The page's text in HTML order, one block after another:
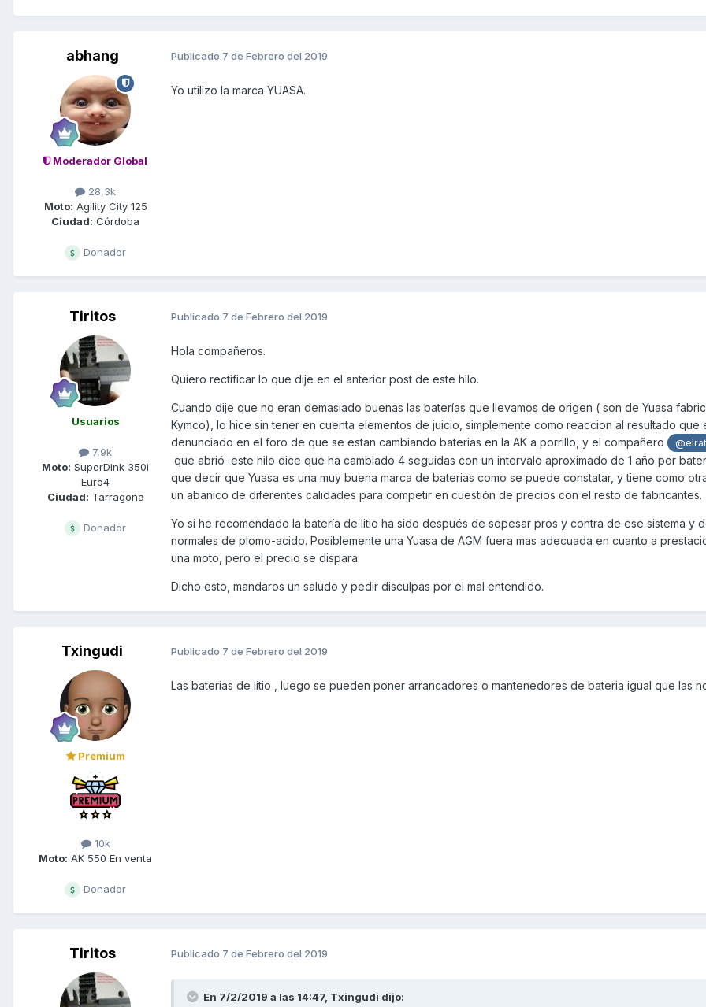
abhang
Moderador Global
28,3k
Moto: Agility City 125
Ciudad: Córdoba
Donador
Publicado 7 de Febrero del 2019
Yo utilizo la marca YUASA.
Tiritos
Usuarios
7,9k
Moto: SuperDink 350i
Euro4
Ciudad: Tarragona
Donador
Publicado 7 de Febrero del 2019
Hola compañeros.
Quiero rectificar lo que dije en el anterior post de este hilo.
Cuando dije que no eran demasiado buenas las baterías que llevamos de origen ( son de Yuasa
Kymco), lo hice sin tener en cuenta elementos de juicio, simplemente como reaccion al resultado que
denunciado en el foro de que se estan cambiando baterias en la AK a porrillo, y el compañero
que abrió este hilo dice que ha cambiado 4 seguidas con un intervalo aproximado de 1 año por
que decir que Yuasa es una muy buena marca de baterias como se puede constatar, y tiene como
un abanico de diferentes calidades para competir en cuestión de precios con el resto de fabricantes.
Yo si he recomendado la batería de litio ha sido después de sopesar pros y contra de ese sistema y
normales de plomo-acido. Posiblemente una Yuasa de AGM fuera mas adecuada en cuanto a
una moto, pero el precio se dispara.
Dicho esto, mandaros un saludo y pedir disculpas por el mal entendido.
Txingudi
Premium
10k
Moto: AK 550 En venta
Donador
Publicado 7 de Febrero del 2019
Las baterias de litio , luego se pueden poner arrancadores o mantenedores de bateria igual que las
Tiritos Publicado 7 de Febrero del 2019
En 7/2/2019 a las 14:47, Txingudi dijo: